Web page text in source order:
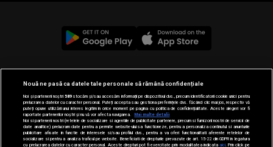
© 2019-2026 DOGAN MEDIA INTERNATIONAL SA, Toate
drepturile rezervate.
Nouă ne pasă ca datele tale personale să rămână confidențiale
Noi și partenerii noștri589stocăm și/sau accesăm informații pe dispozitivul dvs., precum identificatorii cookie unici pentru
prelucrarea datelor cu caracter personal. Puteți accepta sau gestiona preferințele dvs. făcând clic mai jos, respectiv vă
puteți opune utilizării unui interes legitim în orice moment pe pagina cu politica de confidențialitate. Aceste alegeri vor fi
raportate partenerilor noștri și nu vă vor afecta navigarea.
Mai multe detalii
Noi si partenerii nostri (retelele de socializare si agentiile de publicitate partenere, precum si furnizorii nostri de servicii de
date analitice) prelucram date pentru a permite website-ului sa functioneze, pentru a personaliza continutul si anunturile
publicitare afisate in functie de interesele si/sau profilul dvs., pentru a va oferi functionalitati aferente retelelor de
socializare si pentru a analiza traficul pe website. Beneficiati de drepturile prevazute de art. 15-22 din GDPR in legatura
cu prelucrarea datelor cu caracter personal. Aceste drepturi pot fi exercitate prin modalitatea indicataaici . Prin click pe